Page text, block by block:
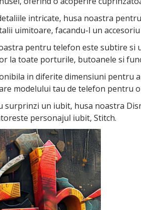
intricate, husa noastra
uimitoare, facandu-l un
pentru telefon este subtire
la toate porturile, butoanele si
in diferite dimensiuni pentru
modelului tau de telefon
surprinzi un iubit, husa noastra
personajul iubit, Stitch.